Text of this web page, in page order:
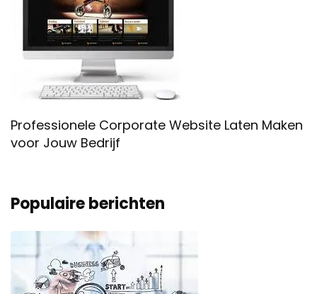
Professionele Corporate Website Laten Maken
voor Jouw Bedrijf
Populaire berichten